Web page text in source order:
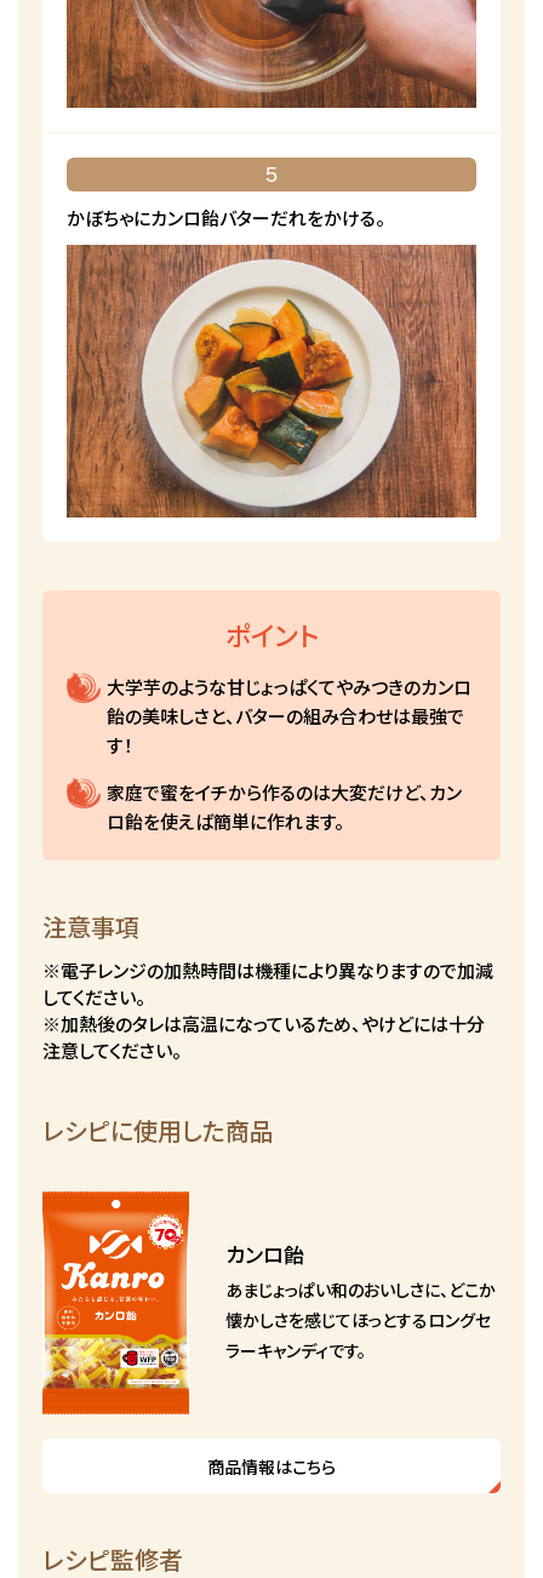
5
かぼちゃにカンロ飴バターだれをかける。
ポイント
大学芋のような甘じょっぱくてやみつきのカンロ
飴の美味しさと、バターの組み合わせは最強で
す！
家庭で蜜をイチから作るのは大変だけど、カン
ロ飴を使えば簡単に作れます。
注意事項
※電子レンジの加熱時間は機種により異なりますので加減
してください。
※加熱後のタレは高温になっているため、やけどには十分
注意してください。
レシピに使用した商品
カンロ飴
あまじょっぱい和のおいしさに、どこか
懐かしさを感じてほっとするロングセ
ラーキャンディです。
商品情報はこちら
レシピ監修者